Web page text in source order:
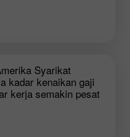
Syarikat
kadar kenaikan gaji
kerja semakin pesat